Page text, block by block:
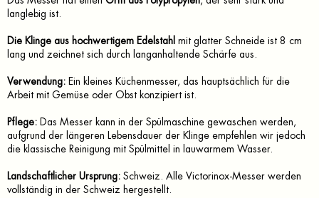
langlebig ist.
Die Klinge aus hochwertigem Edelstahl mit glatter Schneide ist 8 cm
lang und zeichnet sich durch langanhaltende Schärfe aus.
Verwendung: Ein kleines Küchenmesser, das hauptsächlich für die
Arbeit mit Gemüse oder Obst konzipiert ist.
Pflege: Das Messer kann in der Spülmaschine gewaschen werden,
aufgrund der längeren Lebensdauer der Klinge empfehlen wir jedoch
die klassische Reinigung mit Spülmittel in lauwarmem Wasser.
Landschaftlicher Ursprung: Schweiz. Alle Victorinox-Messer werden
vollständig in der Schweiz hergestellt.